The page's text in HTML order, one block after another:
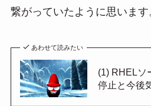
繋がっていたように思います
あわせて読みたい
(1) RHELソ
停止と今後